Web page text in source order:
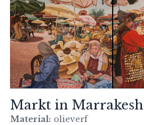
Markt in Marrakesh
Material: olieverf